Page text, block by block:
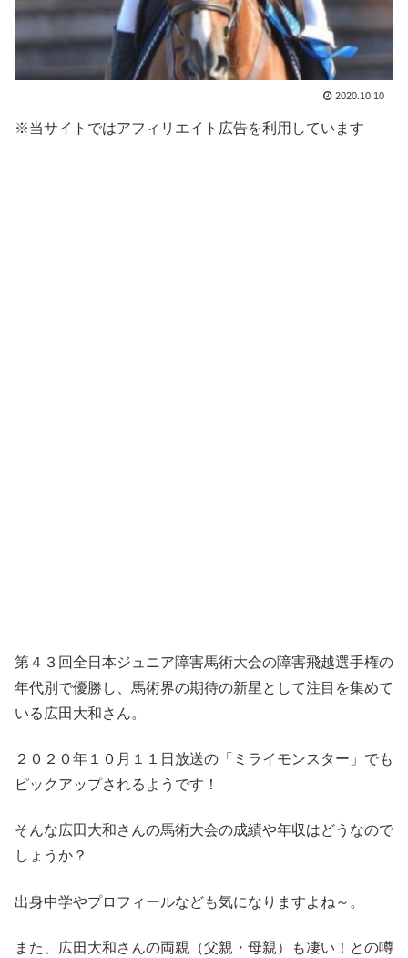
2020.10.10
※当サイトではアフィリエイト広告を利用しています
第４３回全日本ジュニア障害馬術大会の障害飛越選手権の
年代別で優勝し、馬術界の期待の新星として注目を集めて
いる広田大和さん。
２０２０年１０月１１日放送の「ミライモンスター」でも
ピックアップされるようです！
そんな広田大和さんの馬術大会の成績や年収はどうなので
しょうか？
出身中学やプロフィールなども気になりますよね～。
また、広田大和さんの両親（父親・母親）も凄い！との噂